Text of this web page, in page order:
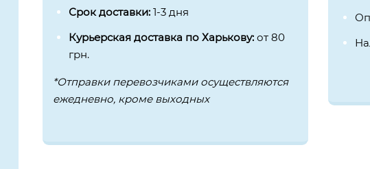
Срок доставки:1-3 дня
Курьерская доставка по Харькову:от 80
грн.
*Отправки перевозчиками осуществляются
ежедневно, кроме выходных